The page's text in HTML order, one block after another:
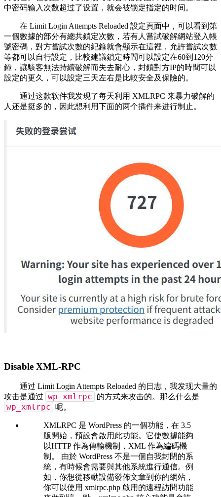
中密码输入次数超过了设置，就会被锁定指定的时间。
在 Limit Login Attempts Reloaded 設定頁面中，可以看到第
一個數據的部分有總共鎖定次數，若有人嘗試破解網站登入帳
號密碼，對方嘗試次數的紀錄就會顯示在這裡，允許嘗試次數
等都可以自行設定，比較建議鎖定時間可以設定在60到120分
鐘，讓駭客無法持續破解而失去耐心，封鎖對方IP的時間可以
設定的更久，可以設定三天左右是比較安全及保險的。
通过这款软件我发现了每天利用 XMLRPC 来暴力破解的
人还是挺多的，因此想利用下面的两个插件来进行制止。
Disable XML-RPC
通过 Limit Login Attempts Reloaded 的日志，我发现大量的
攻击是通过 wp_xmlrpc 的方式来攻击的。那么什么是
wp_xmlrpc 呢。
XMLRPC 是 WordPress 的一個功能，在 3.5
版開始，預設會啟用此功能。它使數據能夠
以HTTP 作為傳輸機制，XML 作為編碼機
制。 由於 WordPress 不是一個自我封閉的系
統，有時候會需要與其他系統進行通信。例
如，你想從移動設備發佈文章到你的網站，
你可以使用 xmlrpc.php 啟用的遠程訪問功能